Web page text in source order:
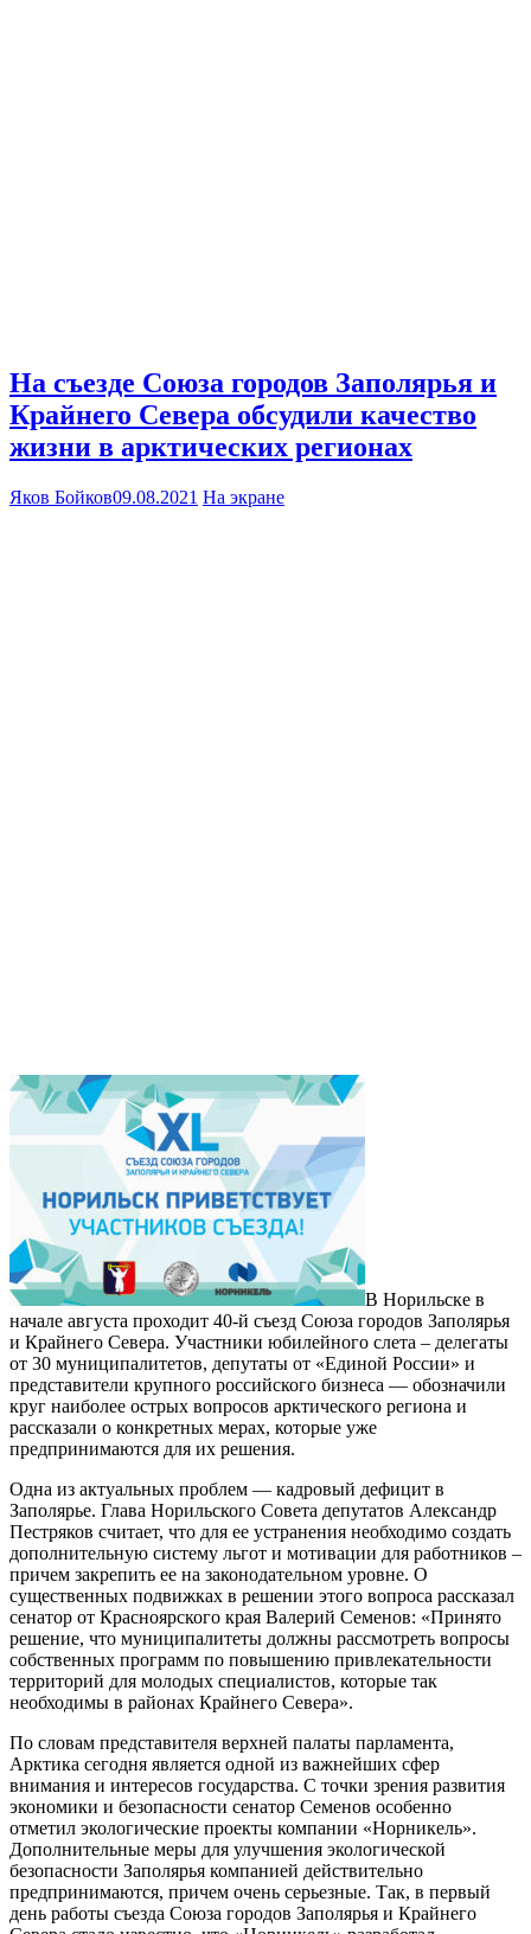
На съезде Союза городов Заполярья и
Крайнего Севера обсудили качество
жизни в арктических регионах
Яков Бойков09.08.2021 На экране
В Норильске в
начале августа проходит 40-й съезд Союза городов Заполярья
и Крайнего Севера. Участники юбилейного слета – делегаты
от 30 муниципалитетов, депутаты от «Единой России» и
представители крупного российского бизнеса — обозначили
круг наиболее острых вопросов арктического региона и
рассказали о конкретных мерах, которые уже
предпринимаются для их решения.
Одна из актуальных проблем — кадровый дефицит в
Заполярье. Глава Норильского Совета депутатов Александр
Пестряков считает, что для ее устранения необходимо создать
дополнительную систему льгот и мотивации для работников –
причем закрепить ее на законодательном уровне. О
существенных подвижках в решении этого вопроса рассказал
сенатор от Красноярского края Валерий Семенов: «Принято
решение, что муниципалитеты должны рассмотреть вопросы
собственных программ по повышению привлекательности
территорий для молодых специалистов, которые так
необходимы в районах Крайнего Севера».
По словам представителя верхней палаты парламента,
Арктика сегодня является одной из важнейших сфер
внимания и интересов государства. С точки зрения развития
экономики и безопасности сенатор Семенов особенно
отметил экологические проекты компании «Норникель».
Дополнительные меры для улучшения экологической
безопасности Заполярья компанией действительно
предпринимаются, причем очень серьезные. Так, в первый
день работы съезда Союза городов Заполярья и Крайнего